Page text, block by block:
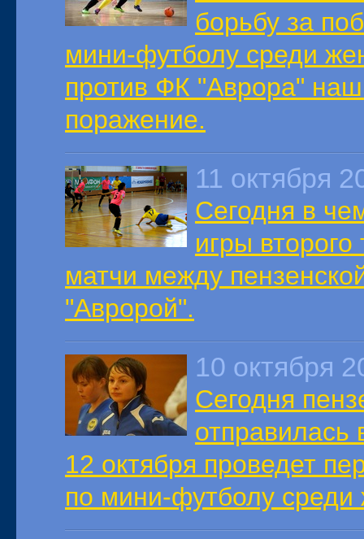
борьбу за
мини-футболу среди
против ФК "Аврора"
поражение.
11 октября
Сегодня в
игры
матчи между
"Авророй".
10 октября
Сегодня
отправилась
12 октября проведет
по мини-футболу среди